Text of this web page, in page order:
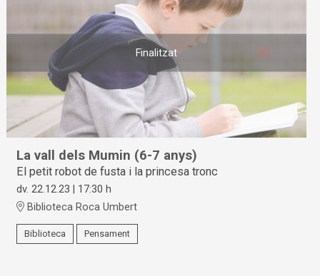
Finalitzat
La vall dels Mumin (6-7 anys)
El petit robot de fusta i la princesa tronc
dv. 22.12.23 | 17:30 h
Biblioteca Roca Umbert
Biblioteca Pensament